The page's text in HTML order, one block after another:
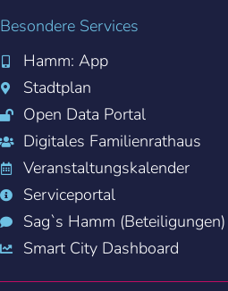
Besondere Services
Hamm: App
Stadtplan
Open Data Portal
Digitales Familienrathaus
Veranstaltungskalender
Serviceportal
Sag`s Hamm (Beteiligungen)
Smart City Dashboard